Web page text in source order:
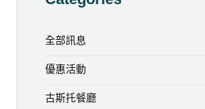
全部訊息
優惠活動
古斯托餐廳